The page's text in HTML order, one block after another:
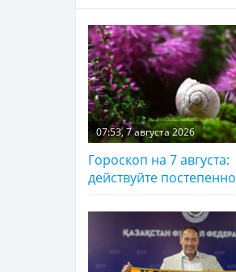
07:53, 7 августа 2026
Гороскоп на 7 августа:
действуйте постепенно